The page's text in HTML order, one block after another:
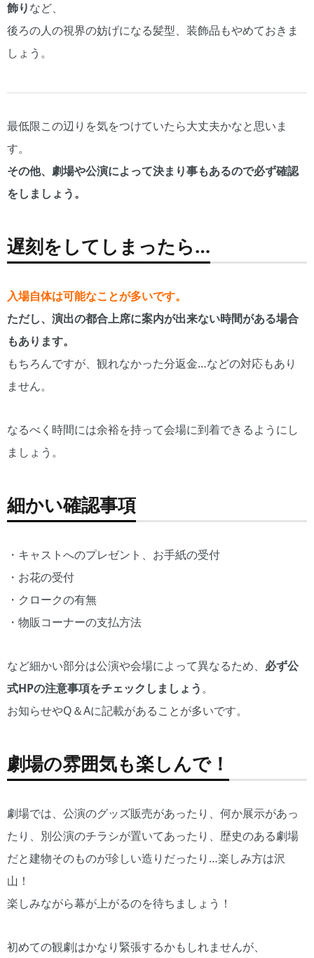
飾りなど、
後ろの人の視界の妨げになる髪型、装飾品もやめておきま
しょう。
最低限この辺りを気をつけていたら大丈夫かなと思いま
す。
その他、劇場や公演によって決まり事もあるので必ず確認
をしましょう。
遅刻をしてしまったら…
入場自体は可能なことが多いです。
ただし、演出の都合上席に案内が出来ない時間がある場合
もあります。
もちろんですが、観れなかった分返金…などの対応もあり
ません。
なるべく時間には余裕を持って会場に到着できるようにし
ましょう。
細かい確認事項
・キャストへのプレゼント、お手紙の受付
・お花の受付
・クロークの有無
・物販コーナーの支払方法
など細かい部分は公演や会場によって異なるため、 必ず公
式HPの注意事項をチェックしましょう。
お知らせやQ＆Aに記載があることが多いです。
劇場の雰囲気も楽しんで！
劇場では、公演のグッズ販売があったり、何か展示があっ
たり、別公演のチラシが置いてあったり、歴史のある劇場
だと建物そのものが珍しい造りだったり…楽しみ方は沢
山！
楽しみながら幕が上がるのを待ちましょう！
初めての観劇はかなり緊張するかもしれませんが、